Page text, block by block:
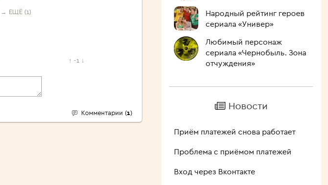
→ ЕЩЁ (1)
↑ -1 ↓
Комментарии (1)
Народный рейтинг героев
сериала «Универ»
Любимый персонаж
сериала «Чернобыль. Зона
отчуждения»
Новости
Приём платежей снова работает
Проблема с приёмом платежей
Вход через Вконтакте